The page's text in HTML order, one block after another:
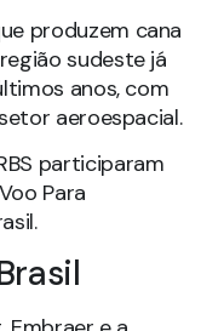
produzem cana
sudeste já
anos, com
aeroespacial.
participaram
Para